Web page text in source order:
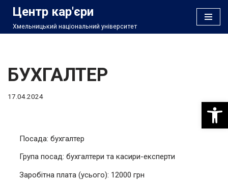
Перейти
Центр кар'єри
Хмельницький національний університет
БУХГАЛТЕР
17.04.2024
Посада: бухгалтер
Група посад: бухгалтери та касири-експерти
Заробітна плата (усього): 12000 грн